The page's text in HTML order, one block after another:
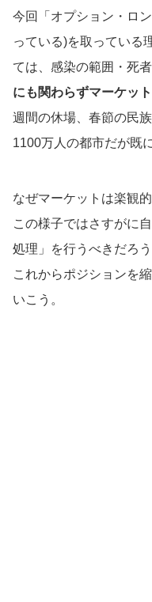
今回「オプション・ロ
っている)を取っている
ては、感染の範囲・死
にも関わらずマーケッ
週間の休場、春節の民
1100万人の都市だが既
なぜマーケットは楽観
この様子ではさすがに
処理」を行うべきだろ
これからポジションを
いこう。